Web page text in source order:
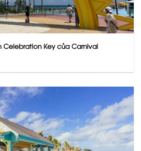
Celebration Key của Carnival